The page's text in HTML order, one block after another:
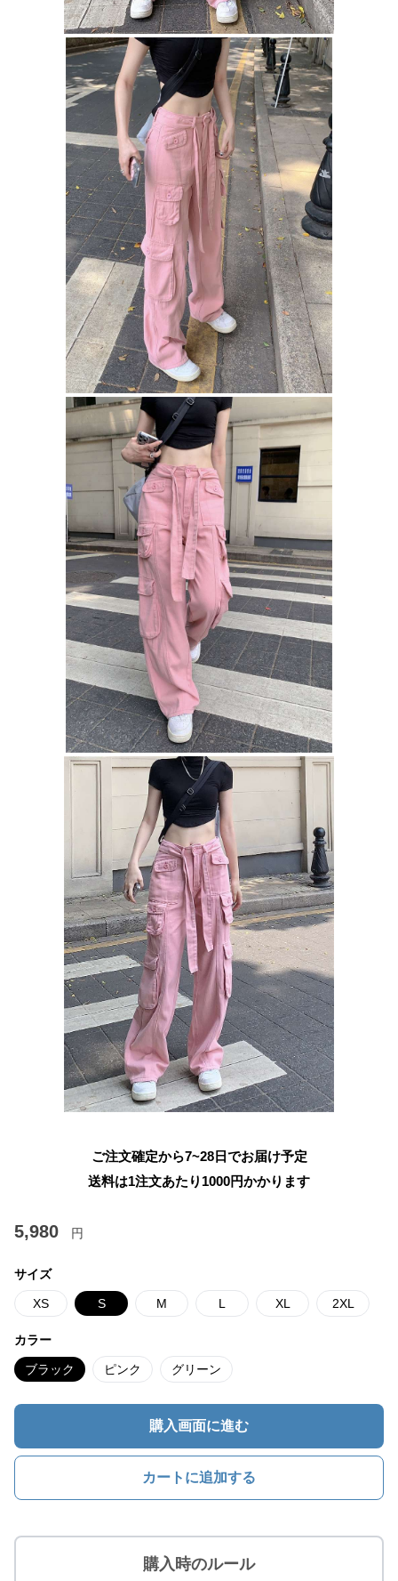
ご注文確定から7~28日でお届け予定
送料は1注文あたり 1000円かかります
5,980 円
サイズ
XS S M L XL 2XL
カラー
ブラック ピンク グリーン
購入画面に進む
カートに追加する
購入時のルール